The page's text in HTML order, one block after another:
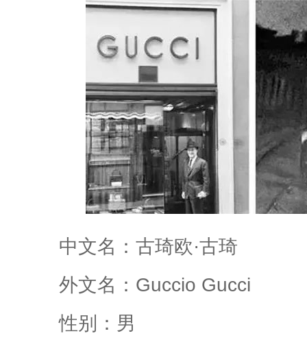
中文名：古琦欧·古琦
外文名：Guccio Gucci
性别：男